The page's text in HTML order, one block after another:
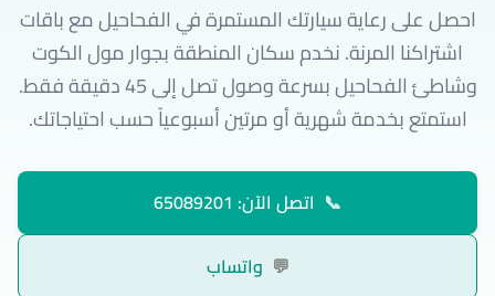
احصل على رعاية سيارتك المستمرة في الفحاحيل مع باقات
اشتراكنا المرنة. نخدم سكان المنطقة بجوار مول الكوت
وشاطئ الفحاحيل بسرعة وصول تصل إلى 45 دقيقة فقط.
استمتع بخدمة شهرية أو مرتين أسبوعياً حسب احتياجاتك.
📞 اتصل الآن: 65089201
💬 واتساب